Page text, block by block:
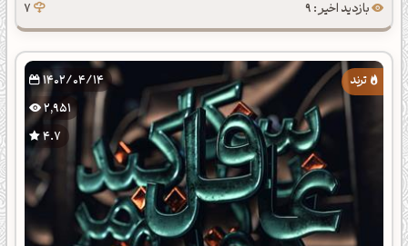
بازدید اخیر : 9 7
1402/04/14
2,951
4.7